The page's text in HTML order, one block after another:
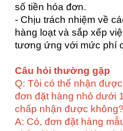
số tiền hóa đơn.
- Chịu trách nhiệm về
hàng loạt và sắp xếp
tương ứng với mức phí
Câu hỏi thường gặp
Q: Tôi có thể nhận
đơn đặt hàng nhỏ dưới
chấp nhận được không?
A: Có, đơn đặt hàng